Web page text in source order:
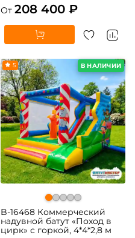
От 208 400 ₽
В НАЛИЧИИ
5
B-16468 Коммерческий
надувной батут «Поход в
цирк» с горкой, 4*4*2,8 м